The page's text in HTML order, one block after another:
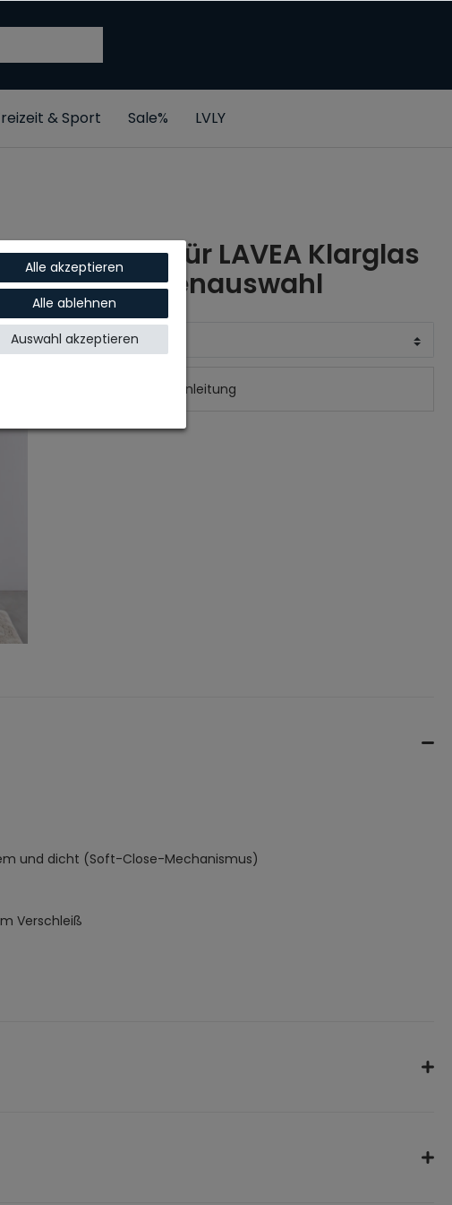
& Sport Sale% LVLY
Pendeltür LAVEA Klarglas
- Größenauswahl
BREITE X HÖHE
Aufbauanleitung
und dicht (Soft-Close-Mechanismus)
Verschleiß
Alle akzeptieren
Alle ablehnen
Auswahl akzeptieren